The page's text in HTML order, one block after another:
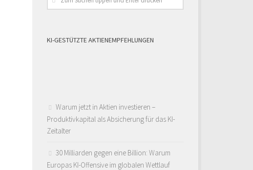
KI-GESTÜTZTE AKTIENEMPFEHLUNGEN
Warum jetzt in Aktien investieren –
Produktivkapital als Absicherung für das KI-
Zeitalter
30 Milliarden gegen eine Billion: Warum
Europas KI-Offensive im globalen Wettlauf